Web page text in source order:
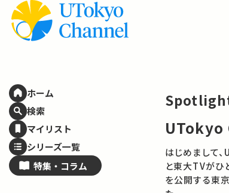
ホーム
検索
マイリスト
シリーズ一覧
特集・ コラム
Channelとは
じめまして、UTokyo Channelです。 UTokyo OCW
東大TVがひとつになり、4,000本以上の授業や講演
公開する東京大学公式動画メディアとして始動しまし